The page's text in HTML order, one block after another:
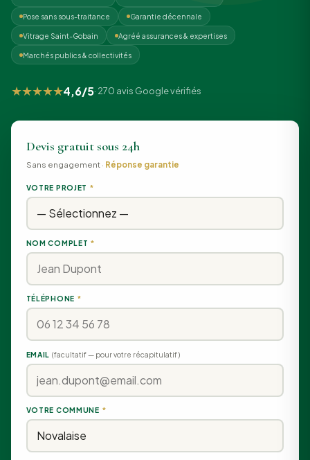
Pose sans sous-traitance Garantie décennale
Vitrage Saint-Gobain Agréé assurances & expertises
Marchés publics & collectivités
★★★★★4,6/5· 270 avis Google vérifiés
Devis gratuit sous 24h
Sans engagement · Réponse garantie
VOTRE PROJET *
NOM COMPLET *
TÉLÉPHONE *
EMAIL (facultatif — pour votre récapitulatif)
VOTRE COMMUNE *